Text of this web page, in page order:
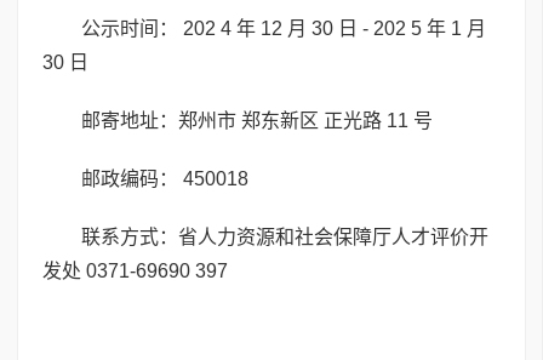
公示时间： 202 4 年 12 月 30 日 - 202 5 年 1 月
30 日
邮寄地址：郑州市 郑东新区 正光路 11 号
邮政编码： 450018
联系方式：省人力资源和社会保障厅人才评价开
发处 0371-69690 397